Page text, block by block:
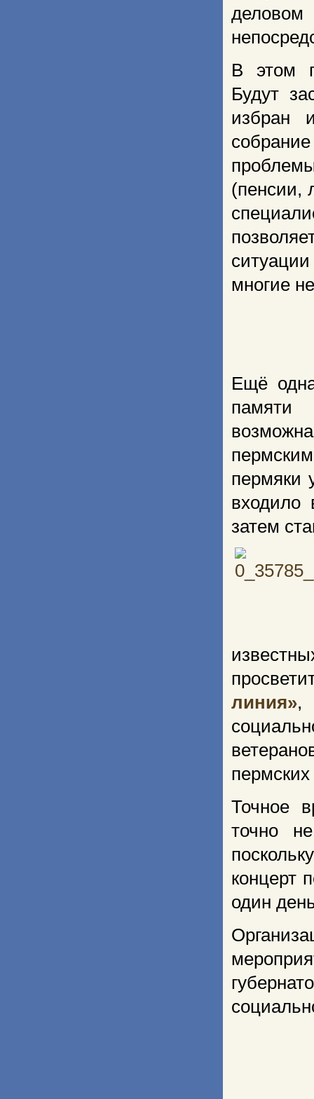
В этом
Будут
избран
(пенсии,
многие
Ещё
памяти
пермяки
входило
затем
линия»,
Точное
точно
концерт
один